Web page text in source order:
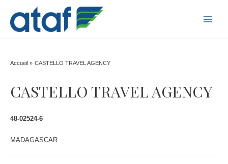
Accueil CASTELLO TRAVEL AGENCY
CASTELLO TRAVEL AGENCY
48-02524-6
MADAGASCAR